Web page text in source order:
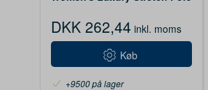
DKK 262,44 inkl. moms
Køb
+9500 på lager